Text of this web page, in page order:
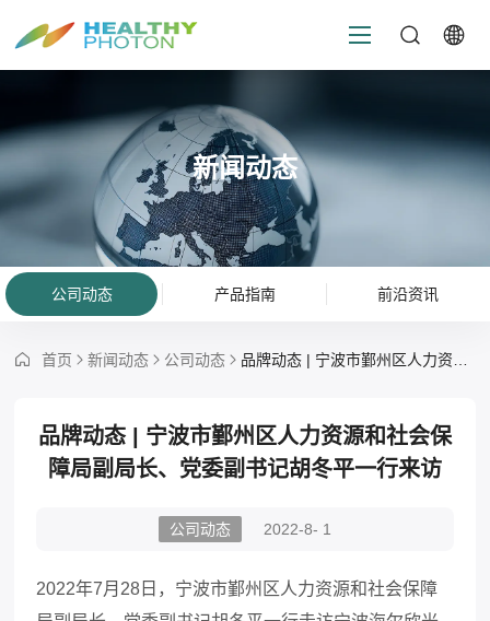
新闻动态
公司动态 产品指南 前沿资讯
首页 新闻动态 公司动态 品牌动态 | 宁波市鄞州区人力资源和社会保障局副局长、党委副书记胡冬平一行来访
品牌动态 | 宁波市鄞州区人力资源和社会保
障局副局长、党委副书记胡冬平一行来访
公司动态 2022-8- 1
2022年7月 28 日，宁波市鄞州区人力资源和社会保障